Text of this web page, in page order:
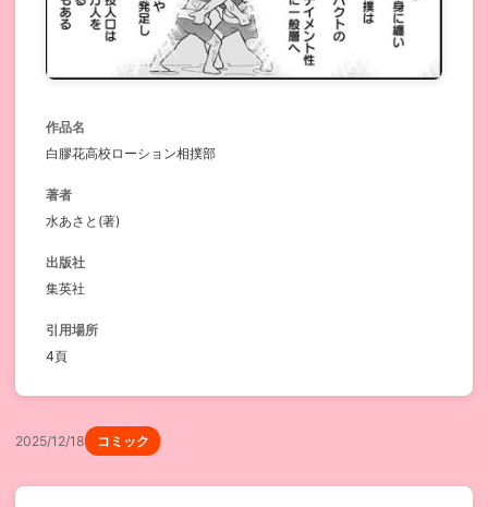
作品名
白膠花高校ローション相撲部
著者
水あさと(著)
出版社
集英社
引用場所
4頁
2025/12/18 コミック